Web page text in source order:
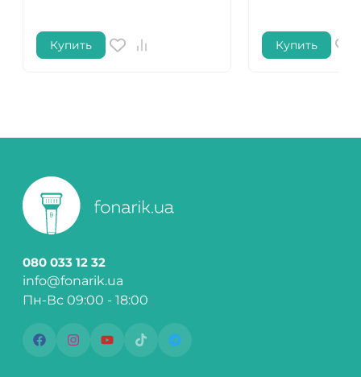
Купить Купить
080 033 12 32
info@fonarik.ua
Пн-Вс 09:00 - 18:00